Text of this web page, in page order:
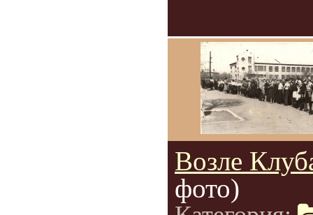
Возле
фото)